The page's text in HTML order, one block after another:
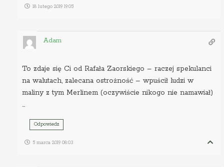
18 lutego 2019 19:05
Adam
To zdaje się Ci od Rafała Zaorskiego – raczej spekulanci
na walutach, zalecana ostrożność – wpuścił ludzi w
maliny z tym Merlinem (oczywiście nikogo nie namawiał)
…
Odpowiedz
5 marca 2019 08:03